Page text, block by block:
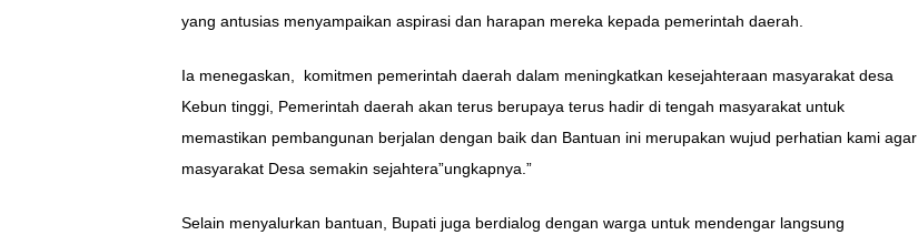
yang antusias menyampaikan aspirasi dan harapan mereka kepada pemerintah daerah.
Ia menegaskan, komitmen pemerintah daerah dalam meningkatkan kesejahteraan masyarakat desa
Kebun tinggi, Pemerintah daerah akan terus berupaya terus hadir di tengah masyarakat untuk
memastikan pembangunan berjalan dengan baik dan Bantuan ini merupakan wujud perhatian kami agar
masyarakat Desa semakin sejahtera”ungkapnya.”
Selain menyalurkan bantuan, Bupati juga berdialog dengan warga untuk mendengar langsung